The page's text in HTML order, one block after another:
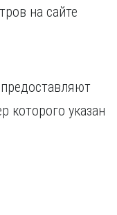
на сайте
которого указан